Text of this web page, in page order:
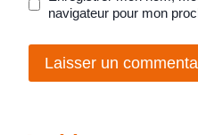
navigateur pour mon